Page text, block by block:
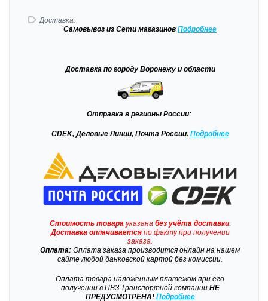
Доставка:
Самовывоз из Сети магазинов Подробнее
Доставка по городу Воронежу и области
Отправка в регионы России:
CDEK, Деловые Линии, Почта России. Подробнее
Стоимость товарауказана без учёта доставки.
Доставкаоплачиваетсяпо факту при получении
заказа.
Оплата: Оплата заказа производится онлайн на нашем
сайте любой банковской картой без комиссии.
Оплата товара наложенным платежом при его
получении в ПВЗ Транспортной компанииНЕ
ПРЕДУСМОТРЕНА! Подробнее